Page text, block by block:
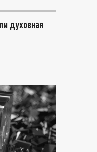
духовная